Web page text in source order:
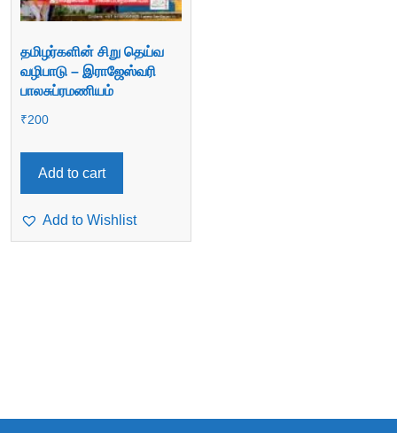
தமிழர்களின் சிறு தெய்வ
வழிபாடு – இராஜேஸ்வரி
பாலசுப்ரமணியம்
₹200
Add to cart
Add to Wishlist